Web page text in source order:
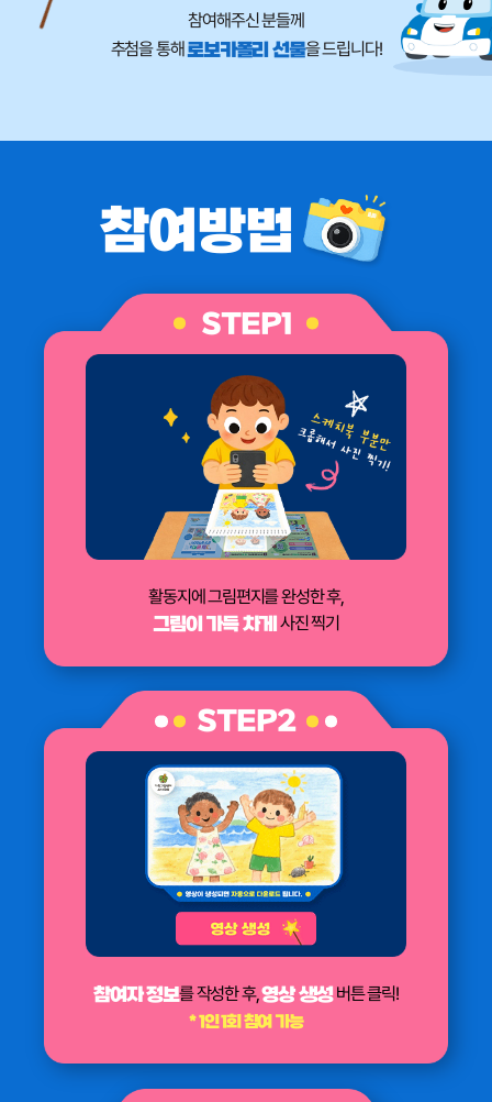
참여해주신 분들께
추첨을 통해로보카폴리 선물을 드립니다!
참여방법
STEP1
활동지에 그림편지를 완성한 후,
그림이 가득 차게 사진 찍기
STEP2
참여자 정보를 작성한 후,영상 생성버튼 클릭!
* 1인 1회 참여 가능